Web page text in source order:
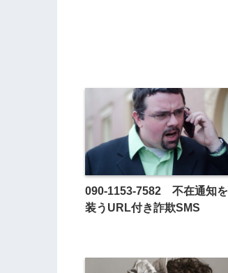
090-1153-7582 不在通知を
装うURL付き詐欺SMS